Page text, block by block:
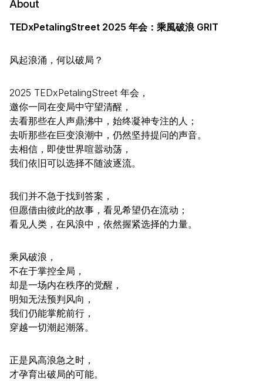
About
TEDxPetalingStreet 2025 年会：乘風破浪 GRIT
风起浪涌，何以破局？
2025 TEDxPetalingStreet 年会，
邀你一同在变局中守望清醒，
去看那些在人声鼎沸中，始终凝神专注的人；
去听那些在巨变浪潮中，仍然坚持提问的声音。
去相信，即使世界喧嚣动荡，
我们依旧可以选择不随波逐流。
我们并不急于找到答案，
但愿借由彼此的故事，看见希望仍在流动；
看见人类，在风浪中，依然握紧选择的力量。
乘风破浪，
不在于掌控全局，
却是一场内在秩序的觉醒，
明知无法预判风向，
我们仍能掌舵前行，
穿越一切潮起潮落。
正是风高浪急之时，
才孕育出破局的可能。